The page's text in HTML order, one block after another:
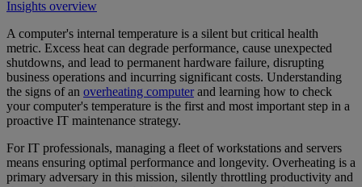
Insights overview
A computer's internal temperature is a silent but critical health
metric. Excess heat can degrade performance, cause unexpected
shutdowns, and lead to permanent hardware failure, disrupting
business operations and incurring significant costs. Understanding
the signs of an overheating computerand learning how to check
your computer's temperature is the first and most important step in a
proactive IT maintenance strategy.
For IT professionals, managing a fleet of workstations and servers
means ensuring optimal performance and longevity. Overheating is a
primary adversary in this mission, silently throttling productivity and